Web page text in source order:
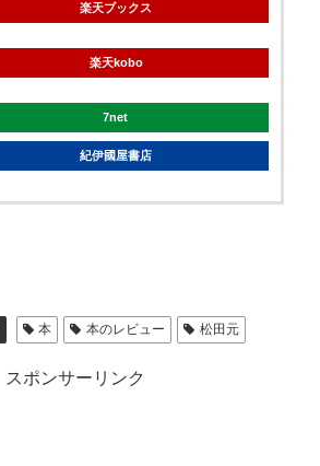
楽天ブックス
楽天kobo
7net
紀伊國屋書店
本 本のレビュー 松田元
スポンサーリンク